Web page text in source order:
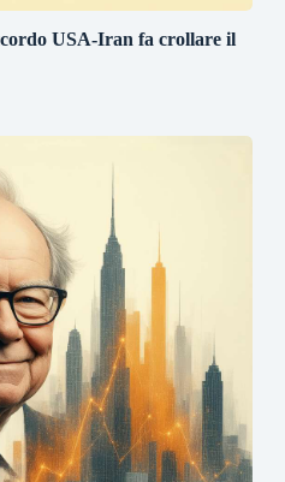
USA-Iran fa crollare il